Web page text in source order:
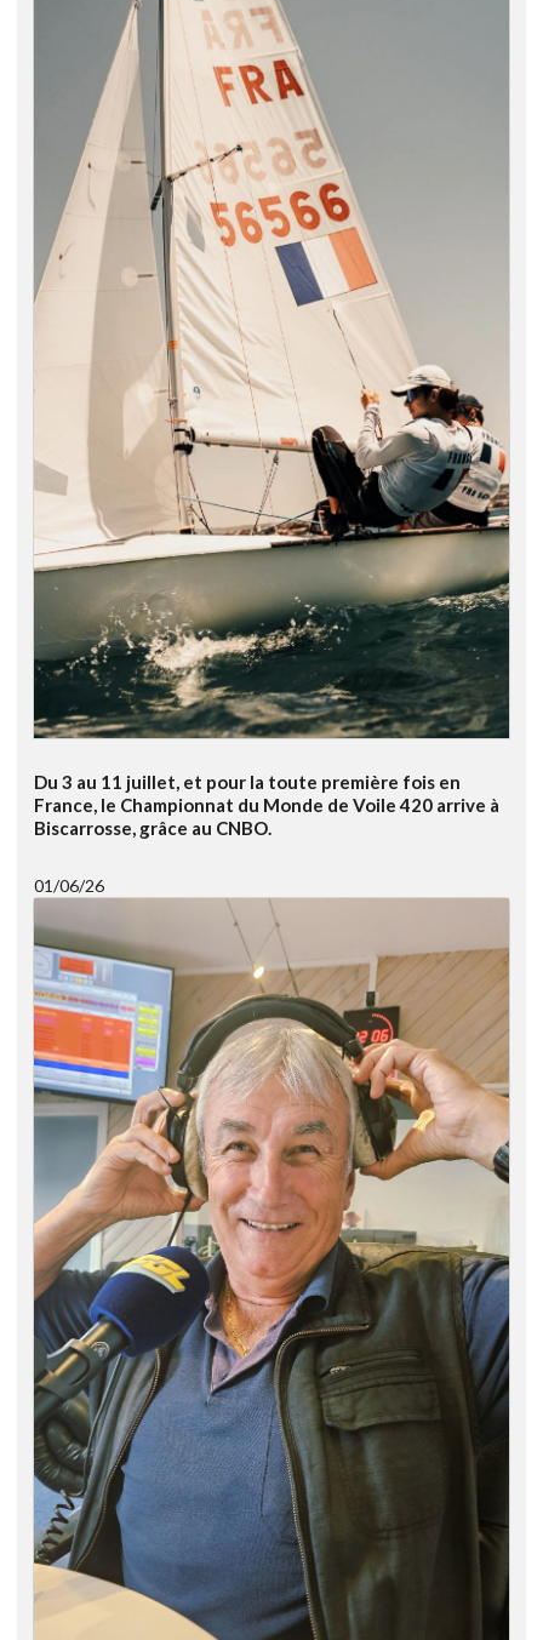
Du 3 au 11 juillet, et pour la toute première fois en
France, le Championnat du Monde de Voile 420 arrive à
Biscarrosse, grâce au CNBO.
01/06/26